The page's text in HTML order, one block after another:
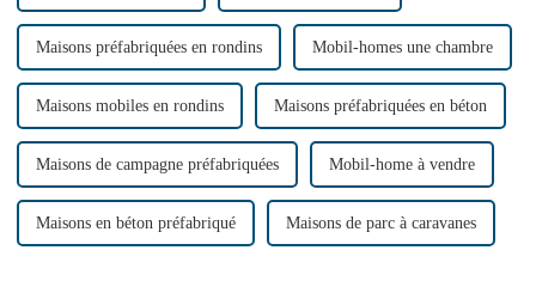
Maisons préfabriquées en rondins Mobil-homes une chambre
Maisons mobiles en rondins Maisons préfabriquées en béton
Maisons de campagne préfabriquées Mobil-home à vendre
Maisons en béton préfabriqué Maisons de parc à caravanes